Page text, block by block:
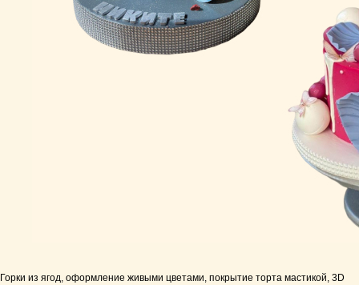
Горки из ягод, оформление живыми цветами, покрытие торта мастикой, 3D